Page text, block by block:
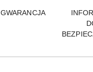
GWARANCJA